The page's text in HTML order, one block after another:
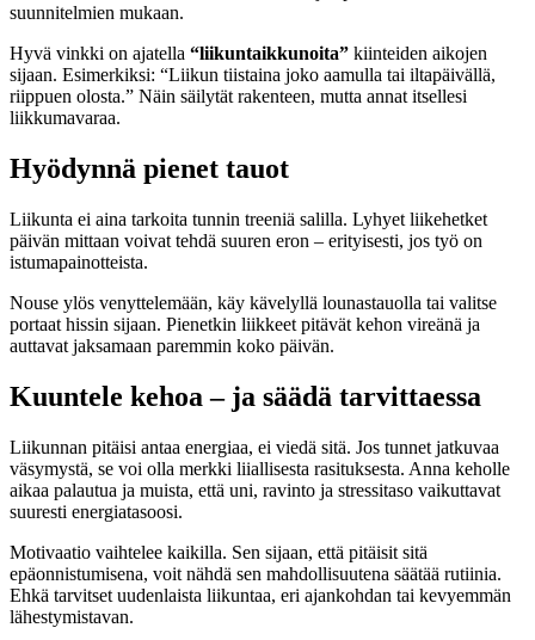
suunnitelmien mukaan.
Hyvä vinkki on ajatella “liikuntaikkunoita” kiinteiden aikojen
sijaan. Esimerkiksi: “Liikun tiistaina joko aamulla tai iltapäivällä,
riippuen olosta.” Näin säilytät rakenteen, mutta annat itsellesi
liikkumavaraa.
Hyödynnä pienet tauot
Liikunta ei aina tarkoita tunnin treeniä salilla. Lyhyet liikehetket
päivän mittaan voivat tehdä suuren eron – erityisesti, jos työ on
istumapainotteista.
Nouse ylös venyttelemään, käy kävelyllä lounastauolla tai valitse
portaat hissin sijaan. Pienetkin liikkeet pitävät kehon vireänä ja
auttavat jaksamaan paremmin koko päivän.
Kuuntele kehoa – ja säädä tarvittaessa
Liikunnan pitäisi antaa energiaa, ei viedä sitä. Jos tunnet jatkuvaa
väsymystä, se voi olla merkki liiallisesta rasituksesta. Anna keholle
aikaa palautua ja muista, että uni, ravinto ja stressitaso vaikuttavat
suuresti energiatasoosi.
Motivaatio vaihtelee kaikilla. Sen sijaan, että pitäisit sitä
epäonnistumisena, voit nähdä sen mahdollisuutena säätää rutiinia.
Ehkä tarvitset uudenlaista liikuntaa, eri ajankohdan tai kevyemmän
lähestymistavan.